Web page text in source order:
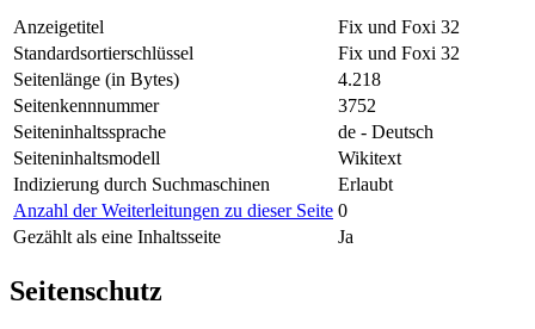
Anzeigetitel
Fix und Foxi 32
Standardsortierschlüssel
Fix und Foxi 32
Seitenlänge (in Bytes)
4.218
Seitenkennnummer
3752
Seiteninhaltssprache
de - Deutsch
Seiteninhaltsmodell
Wikitext
Indizierung durch Suchmaschinen
Erlaubt
Anzahl der Weiterleitungen zu dieser Seite 0
Gezählt als eine Inhaltsseite
Ja
Seitenschutz